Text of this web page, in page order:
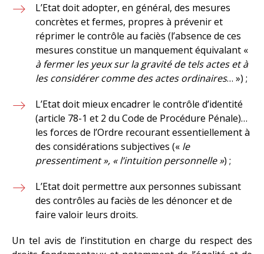
L’Etat doit adopter, en général, des mesures
concrètes et fermes, propres à prévenir et
réprimer le contrôle au faciès (l’absence de ces
mesures constitue un manquement équivalant «
à fermer les yeux sur la gravité de tels actes et à
les considérer comme des actes ordinaires… ») ;
L’Etat doit mieux encadrer le contrôle d’identité
(article 78-1 et 2 du Code de Procédure Pénale)…
les forces de l’Ordre recourant essentiellement à
des considérations subjectives (« le
pressentiment », « l’intuition personnelle ») ;
L’Etat doit permettre aux personnes subissant
des contrôles au faciès de les dénoncer et de
faire valoir leurs droits.
Un tel avis de l’institution en charge du respect des